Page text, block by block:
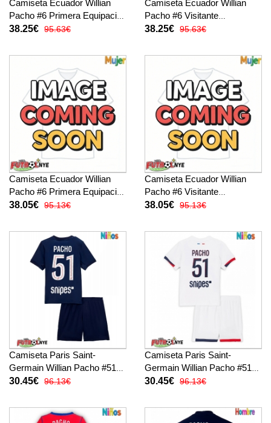
Camiseta Ecuador Willian
Pacho #6 Primera Equipación
Mundial 2026 manga corta
38.25€ 95.63€
Camiseta Ecuador Willian
Pacho #6 Visitante
Equipación Mundial 2026
38.25€ 95.63€
Camiseta Ecuador Willian
Pacho #6 Primera Equipación
para mujer Mundial 2026
38.05€ 95.13€
Camiseta Ecuador Willian
Pacho #6 Visitante
Equipación para mujer
38.05€ 95.13€
Camiseta Paris Saint-
Germain Willian Pacho #51
Primera Equipación para
(+ pantalones cortos)
30.45€ 96.13€
Camiseta Paris Saint-
Germain Willian Pacho #51
Visitante Equipación para
(+ pantalones cortos)
30.45€ 96.13€